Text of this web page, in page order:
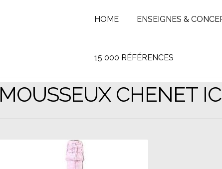
HOME ENSEIGNES &
15 000 RÉFÉRENCES
MOUSSEUX CHENET